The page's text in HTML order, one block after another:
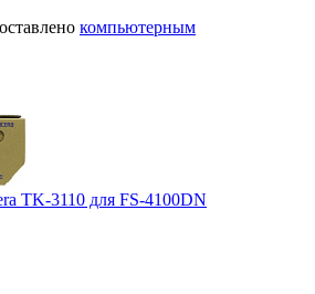
компьютерным
TK-3110 для FS-4100DN